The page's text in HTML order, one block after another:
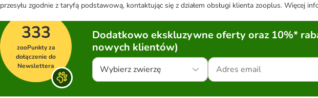
przesyłu zgodnie z taryfą podstawową, kontaktując się z działem obsługi klienta zooplus. Więcej
333
zooPunkty za
dołączenie do
Newslettera
Dodatkowo ekskluzywne oferty oraz 10%*
nowych klientów)
Wybierz zwierzę